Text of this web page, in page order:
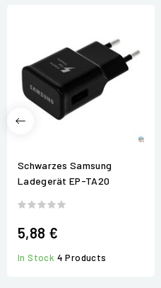
Schwarzes Samsung
Ladegerät EP-TA20
5,88 €
In Stock 4 Products